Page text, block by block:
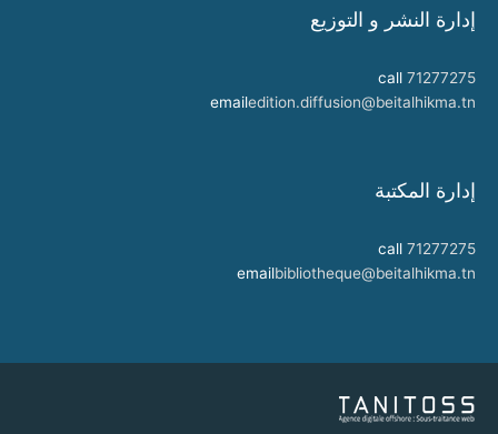
إدارة النشر و التوزيع
call 71277275
emailedition.diffusion@beitalhikma.tn
إدارة المكتبة
call 71277275
emailbibliotheque@beitalhikma.tn